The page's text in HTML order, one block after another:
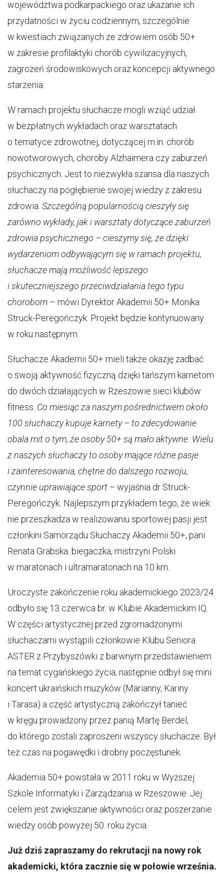
województwa podkarpackiego oraz ukazanie ich
przydatności w życiu codziennym, szczególnie
w kwestiach związanych ze zdrowiem osób 50+
w zakresie profilaktyki chorób cywilizacyjnych,
zagrożeń środowiskowych oraz koncepcji aktywnego
starzenia.
W ramach projektu słuchacze mogli wziąć udział
w bezpłatnych wykładach oraz warsztatach
o tematyce zdrowotnej, dotyczącej m.in. chorób
nowotworowych, choroby Alzhaimera czy zaburzeń
psychicznych. Jest to niezwykła szansa dla naszych
słuchaczy na pogłębienie swojej wiedzy z zakresu
zdrowia. Szczególną popularnością cieszyły się
zarówno wykłady, jak i warsztaty dotyczące zaburzeń
zdrowia psychicznego – cieszymy się, że dzięki
wydarzeniom odbywającym się w ramach projektu,
słuchacze mają możliwość lepszego
i skuteczniejszego przeciwdziałania tego typu
chorobom – mówi Dyrektor Akademii 50+ Monika
Struck-Peregończyk. Projekt będzie kontynuowany
w roku następnym.
Słuchacze Akademii 50+ mieli także okazję zadbać
o swoją aktywność fizyczną dzięki tańszym karnetom
do dwóch działających w Rzeszowie sieci klubów
fitness. Co miesiąc za naszym pośrednictwem około
100 słuchaczy kupuje karnety – to zdecydowanie
obala mit o tym, że osoby 50+ są mało aktywne. Wielu
z naszych słuchaczy to osoby mające różne pasje
i zainteresowania, chętne do dalszego rozwoju,
czynnie uprawiające sport –wyjaśnia dr Struck-
Peregończyk Najlepszym przykładem tego, że wiek
nie przeszkadza w realizowaniu sportowej pasji jest
członkini Samorządu Słuchaczy Akademii 50+, pani
Renata Grabska. biegaczka, mistrzyni Polski
w maratonach i ultramaratonach na 10 km.
Uroczyste zakończenie roku akademickiego 2023/24
odbyło się 13 czerwca br. w Klubie Akademickim IQ.
W części artystycznej przed zgromadzonymi
słuchaczami wystąpili członkowie Klubu Seniora
ASTER z Przybyszówki z barwnym przedstawieniem
na temat cygańskiego życia, następnie odbył się mini
koncert ukraińskich muzyków (Marianny, Kariny
i Tarasa) a część artystyczną zakończył tanieć
w kręgu prowadzony przez panią Martę Berdel,
do którego zostali zaproszeni wszyscy słuchacze. Był
też czas na pogawędki i drobny poczęstunek.
Akademia 50+ powstała w 2011 roku w Wyższej
Szkole Informatyki i Zarządzania w Rzeszowie. Jej
celem jest zwiększanie aktywności oraz poszerzanie
wiedzy osób powyżej 50. roku życia.
Już dziś zapraszamy do rekrutacji na nowy rok
akademicki, która zacznie się w połowie września.